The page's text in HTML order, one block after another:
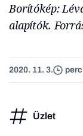
Borítókép:
alapítók.
2020. 11. 3. perc
Üzlet